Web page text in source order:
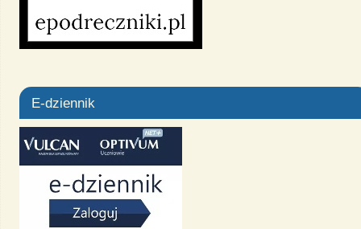
E-dziennik